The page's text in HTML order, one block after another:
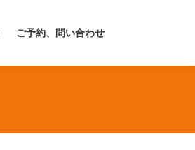
ご予約、問い合わせ